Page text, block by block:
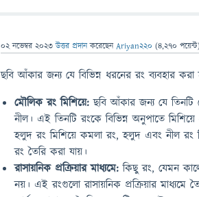
02 নভেম্বর 2023 উত্তর প্রদান করেছেনAriyan220 (4,270 পয়েন্ট)
ছবি আঁকার জন্য যে বিভিন্ন ধরনের রং ব্যবহার
মৌলিক রং মিশিয়ে: ছবি আঁকার জন্য যে
নীল। এই তিনটি রংকে বিভিন্ন অনুপাতে
হলুদ রং মিশিয়ে কমলা রং, হলুদ এবং নীল রং
রং তৈরি করা যায়।
রাসায়নিক প্রক্রিয়ার মাধ্যমে: কিছু রং, যেমন
নয়। এই রংগুলো রাসায়নিক প্রক্রিয়ার